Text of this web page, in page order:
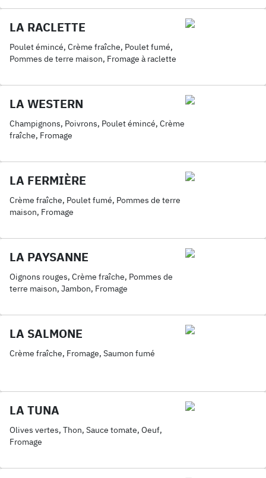
LA RACLETTE
Poulet émincé, Crème fraîche, Poulet fumé,
Pommes de terre maison, Fromage à raclette
LA WESTERN
Champignons, Poivrons, Poulet émincé, Crème
fraîche, Fromage
LA FERMIÈRE
Crème fraîche, Poulet fumé, Pommes de terre
maison, Fromage
LA PAYSANNE
Oignons rouges, Crème fraîche, Pommes de
terre maison, Jambon, Fromage
LA SALMONE
Crème fraîche, Fromage, Saumon fumé
LA TUNA
Olives vertes, Thon, Sauce tomate, Oeuf,
Fromage